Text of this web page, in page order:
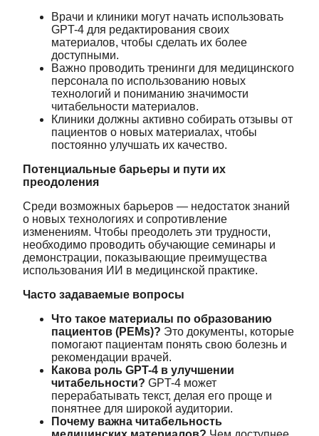
Врачи и клиники могут начать использовать
GPT-4 для редактирования своих
материалов, чтобы сделать их более
доступными.
Важно проводить тренинги для медицинского
персонала по использованию новых
технологий и пониманию значимости
читабельности материалов.
Клиники должны активно собирать отзывы от
пациентов о новых материалах, чтобы
постоянно улучшать их качество.
Потенциальные барьеры и пути их
преодоления
Среди возможных барьеров — недостаток знаний
о новых технологиях и сопротивление
изменениям. Чтобы преодолеть эти трудности,
необходимо проводить обучающие семинары и
демонстрации, показывающие преимущества
использования ИИ в медицинской практике.
Часто задаваемые вопросы
Что такое материалы по образованию
пациентов (PEMs)? Это документы, которые
помогают пациентам понять свою болезнь и
рекомендации врачей.
Какова роль GPT-4 в улучшении
читабельности? GPT-4 может
перерабатывать текст, делая его проще и
понятнее для широкой аудитории.
Почему важна читабельность